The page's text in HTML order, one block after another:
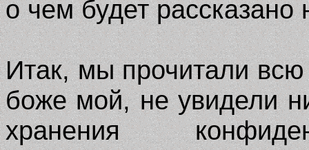
о чем будет рассказано
Итак, мы прочитали
боже мой, не увидели
хранения